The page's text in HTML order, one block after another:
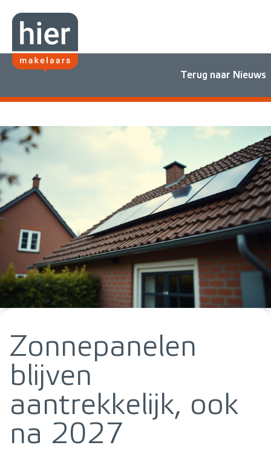
Terug naar Nieuws
Zonnepanelen
blijven
aantrekkelijk, ook
na 2027